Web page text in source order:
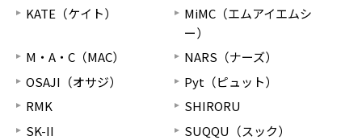
KATE（ケイト）
MiMC（エムアイエムシ
ー）
M・A・C（MAC）
NARS（ナーズ）
OSAJI（オサジ）
Pyt（ピュット）
RMK
SHIRORU
SK-II
SUQQU（スック）